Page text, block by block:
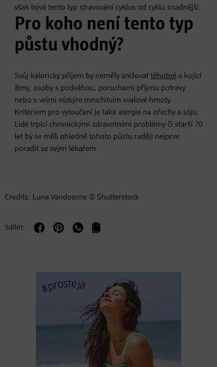
však bývá tento typ stravování cyklus od cyklu snadnější.
Pro koho není tento typ
půstu vhodný?
Svůj kalorický příjem by neměly snižovat těhotné a kojící
ženy, osoby s podváhou, poruchami příjmu potravy
nebo s velmi nízkým množstvím svalové hmoty.
Kritériem pro vyloučení je také alergie na ořechy a sóju.
Lidé trpící chronickými zdravotními problémy či starší 70
let by se měli ohledně tohoto půstu raději nejprve
poradit se svým lékařem.
Credits: Luna Vandoorne © Shutterstock
Sdílet: